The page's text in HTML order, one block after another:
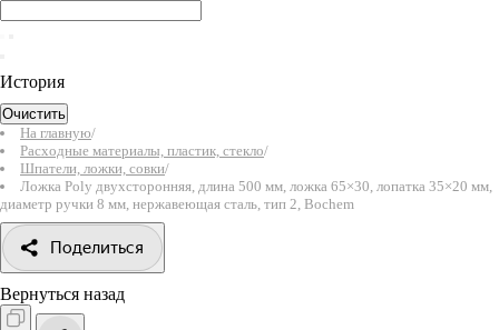
История
Очистить
На главную/
Расходные материалы, пластик, стекло/
Шпатели, ложки, совки/
Ложка Poly двухсторонняя, длина 500 мм, ложка 65×30, лопатка 35×20 мм,
диаметр ручки 8 мм, нержавеющая сталь, тип 2, Bochem
Поделиться
Вернуться назад